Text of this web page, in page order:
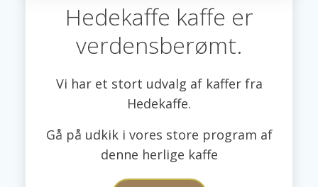
Hedekaffe kaffe er
verdensberømt.
Vi har et stort udvalg af kaffer fra
Hedekaffe.
Gå på udkik i vores store program af
denne herlige kaffe